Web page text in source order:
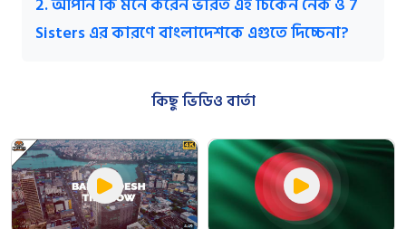
Sisters এর কারণে বাংলাদেশকে এগুতে দিচ্চেনা?
কিছু ভিডিও বার্তা